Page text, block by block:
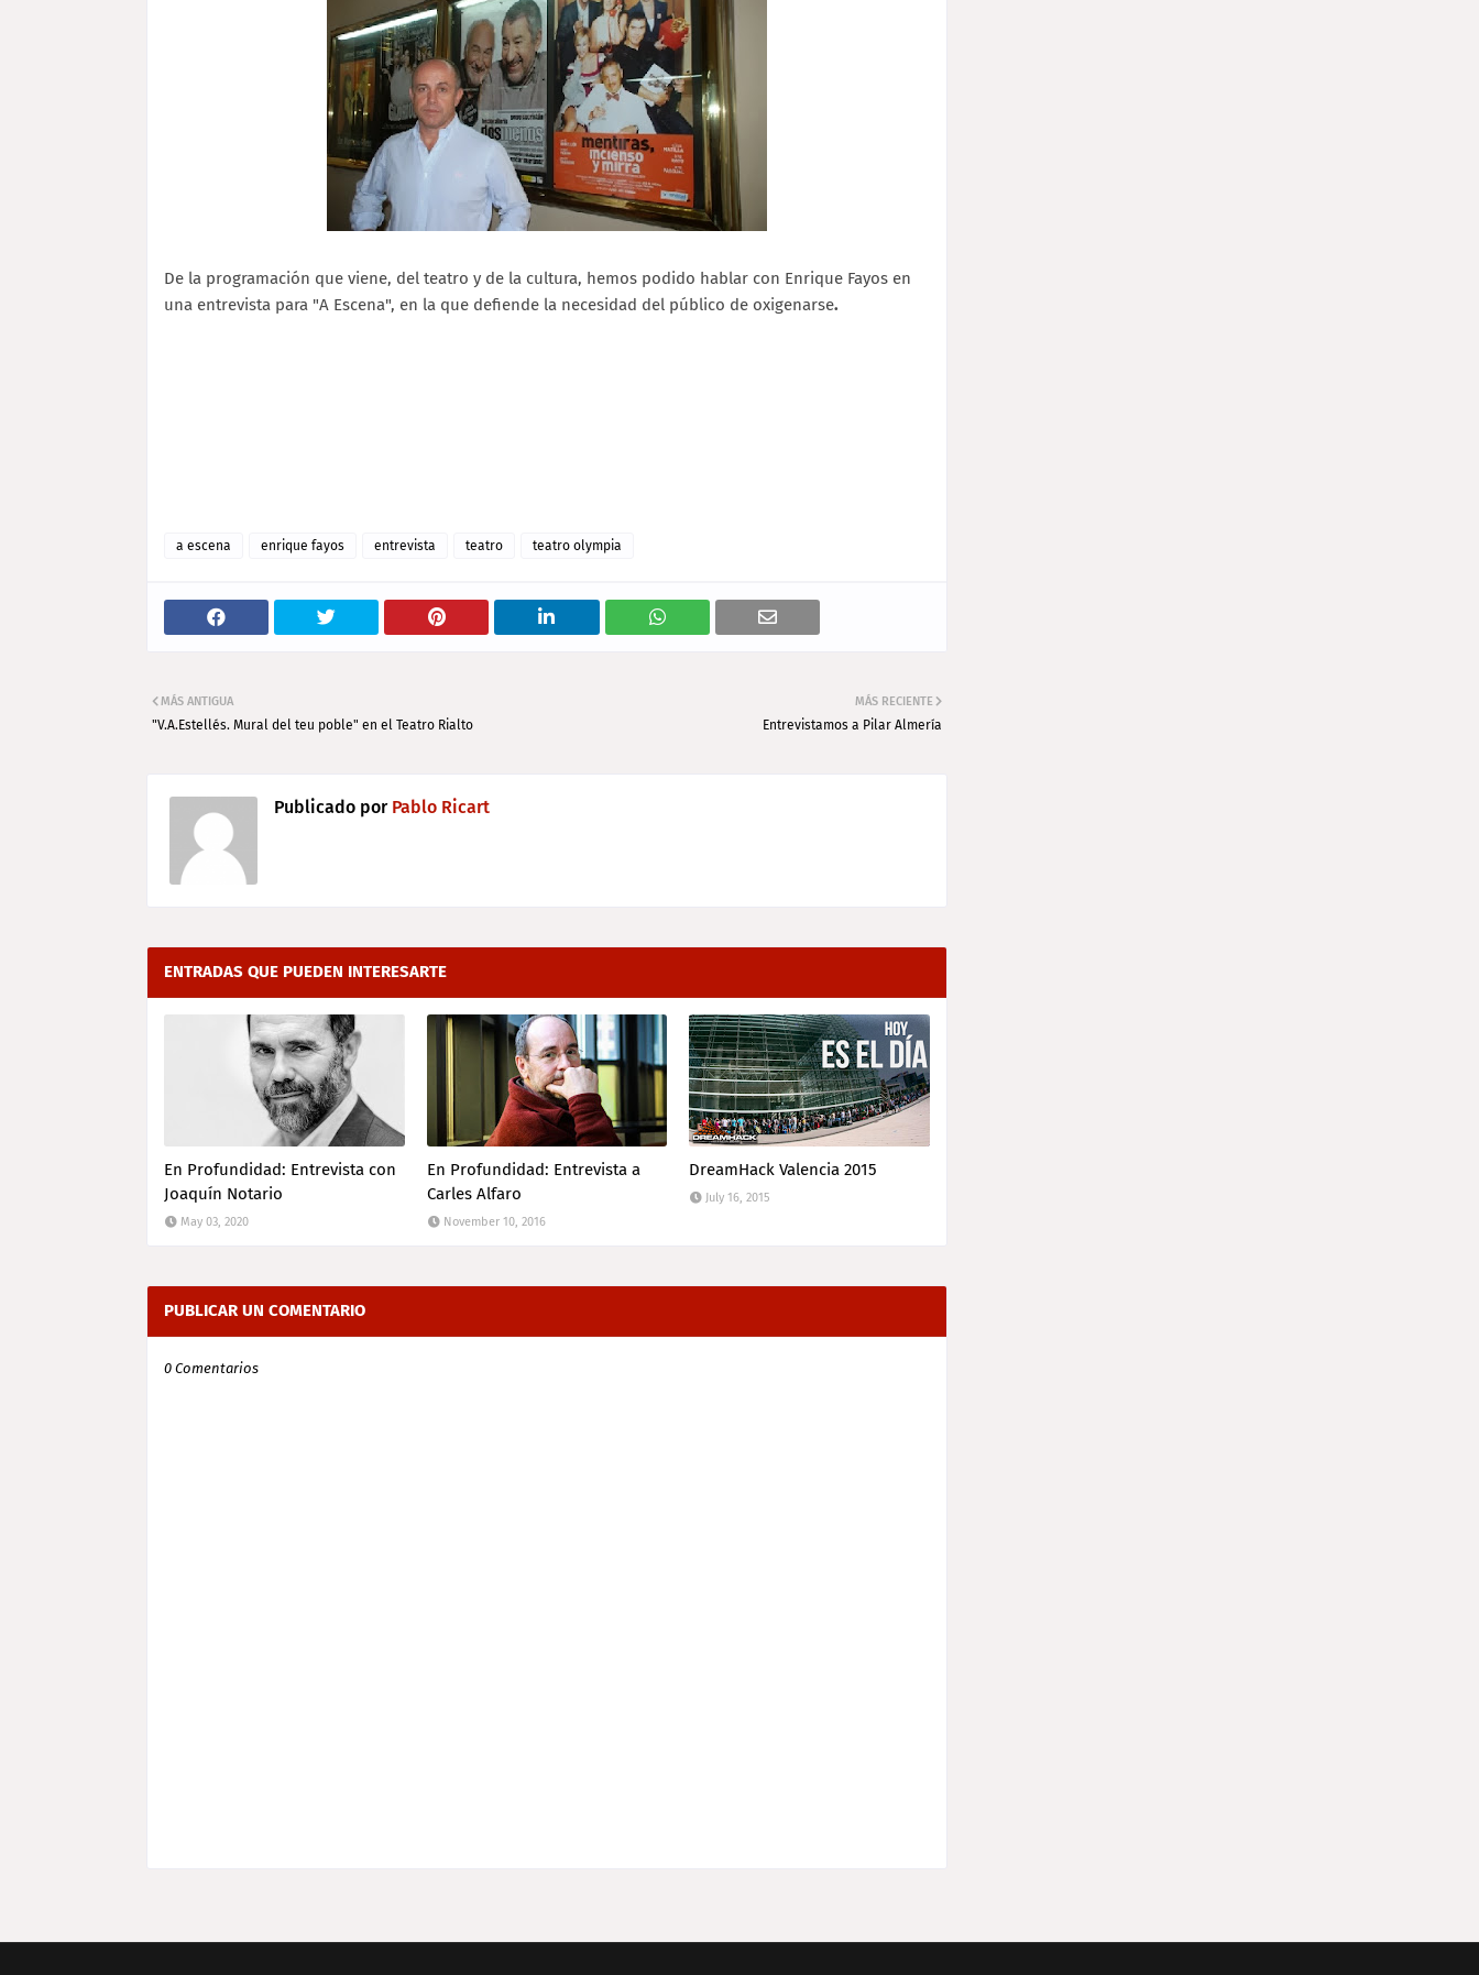
De la programación que viene, del teatro y de la cultura, hemos podido hablar con Enrique Fayos en
una entrevista para "A Escena", en la que defiende la necesidad del público de oxigenarse.
a escena enrique fayos entrevista teatro teatro olympia
MÁS RECIENTE
Entrevistamos a Pilar Almería
MÁS ANTIGUA
"V.A.Estellés. Mural del teu poble" en el Teatro Rialto
Publicado porPablo Ricart
ENTRADAS QUE PUEDEN INTERESARTE
En Profundidad: Entrevista con
Joaquín Notario
May 03, 2020
En Profundidad: Entrevista a
Carles Alfaro
November 10, 2016
DreamHack Valencia 2015
July 16, 2015
PUBLICAR UN COMENTARIO
0 Comentarios